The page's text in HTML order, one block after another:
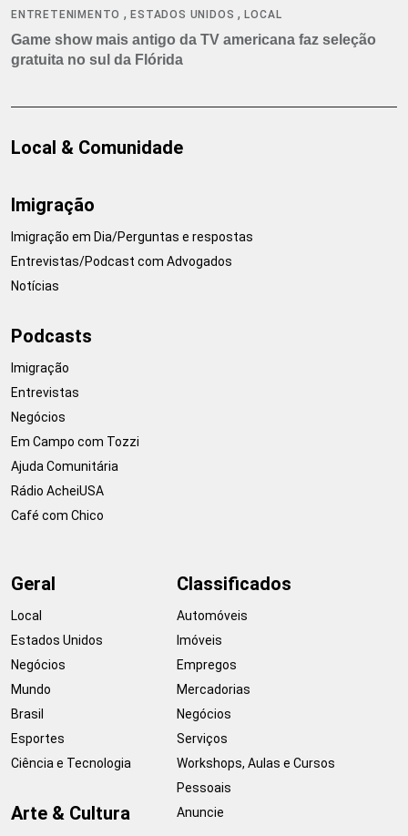
ENTRETENIMENTO ,ESTADOS UNIDOS ,LOCAL
Game show mais antigo da TV americana faz seleção
gratuita no sul da Flórida
Local & Comunidade
Imigração
Imigração em Dia/Perguntas e respostas
Entrevistas/Podcast com Advogados
Notícias
Podcasts
Imigração
Entrevistas
Negócios
Em Campo com Tozzi
Ajuda Comunitária
Rádio AcheiUSA
Café com Chico
Geral
Local
Estados Unidos
Negócios
Mundo
Brasil
Esportes
Ciência e Tecnologia
Arte & Cultura
Classificados
Automóveis
Imóveis
Empregos
Mercadorias
Negócios
Serviços
Workshops, Aulas e Cursos
Pessoais
Anuncie